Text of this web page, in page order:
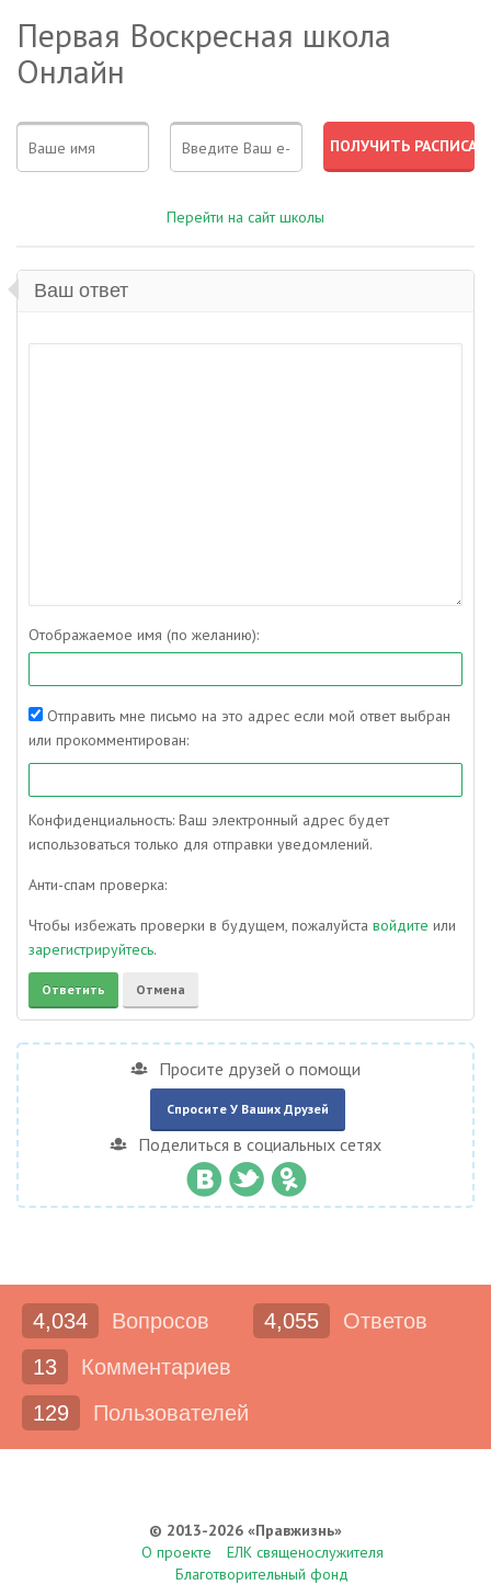
Первая Воскресная школа
Онлайн
Перейти на сайт школы
Ваш ответ
Отображаемое имя (по желанию):
Отправить мне письмо на это адрес если мой ответ выбран
или прокомментирован:
Конфиденциальность: Ваш электронный адрес будет
использоваться только для отправки уведомлений.
Анти-спам проверка:
Чтобы избежать проверки в будущем, пожалуйста войдите или
зарегистрируйтесь.
Просите друзей о помощи
Спросите У Ваших Друзей
Поделиться в социальных сетях
4,034 Вопросов 4,055
Ответов
13
Комментариев
129
Пользователей
© 2013-2026 «Правжизнь»
О проекте
ЕЛК священослужителя
Благотворительный фонд